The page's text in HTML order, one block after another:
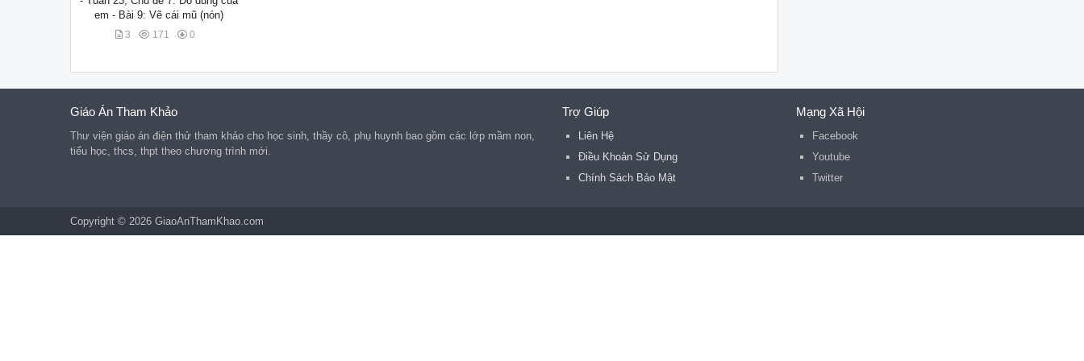
em - Bài 9: Vẽ cái mũ (nón)
3 171 0
Giáo Án Tham Khảo
Thư viện giáo án điện thử tham khảo cho học sinh, thầy cô, phụ huynh bao gồm các lớp mầm non,
tiểu học, thcs, thpt theo chương trình mới.
Trợ Giúp
Liên Hệ
Điều Khoản Sử Dụng
Chính Sách Bảo Mật
Mạng Xã Hội
Facebook
Youtube
Twitter
Copyright © 2026 GiaoAnThamKhao.com